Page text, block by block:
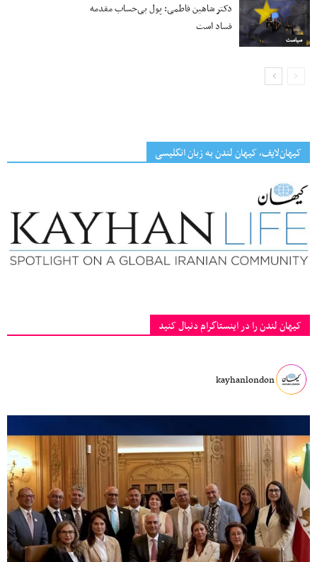
سیاست
دکتر شاهین فاطمی: پول بی‌حساب مقدمه
فساد است
کیهان‌لایف، کیهان لندن به زبان انگلیسی
کیهان لندن را در اینستاگرام دنبال کنید
kayhanlondon